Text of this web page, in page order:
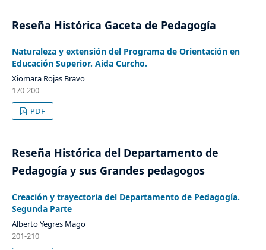
Reseña Histórica Gaceta de Pedagogía
Naturaleza y extensión del Programa de Orientación en
Educación Superior. Aida Curcho.
Xiomara Rojas Bravo
170-200
PDF
Reseña Histórica del Departamento de
Pedagogía y sus Grandes pedagogos
Creación y trayectoria del Departamento de Pedagogía.
Segunda Parte
Alberto Yegres Mago
201-210